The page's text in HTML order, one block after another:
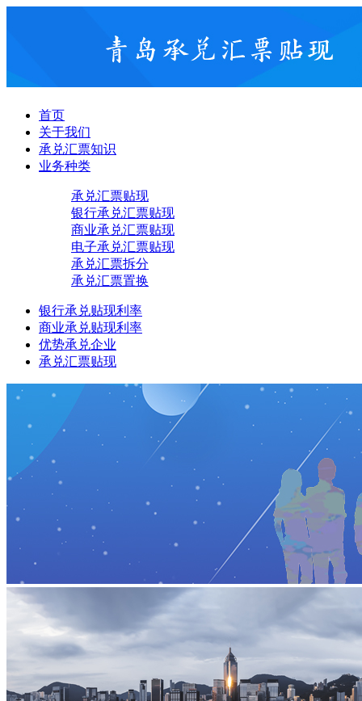
首页
关于我们
承兑汇票知识
业务种类
承兑汇票贴现
银行承兑汇票贴现
商业承兑汇票贴现
电子承兑汇票贴现
承兑汇票拆分
承兑汇票置换
银行承兑贴现利率
商业承兑贴现利率
优势承兑企业
承兑汇票贴现